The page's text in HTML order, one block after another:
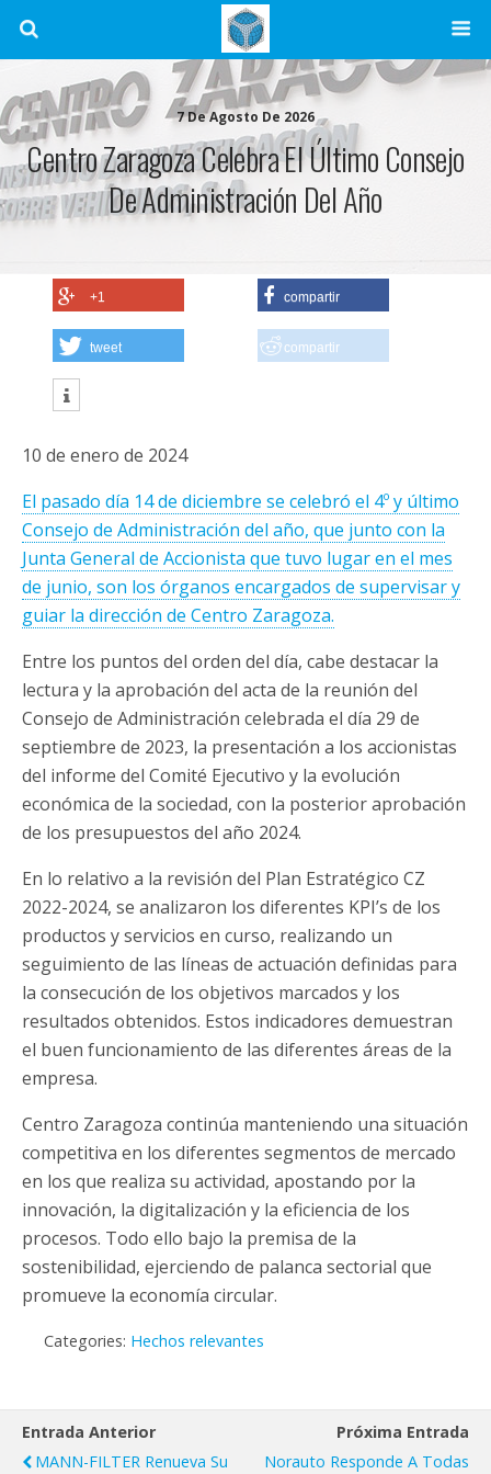
7 De Agosto De 2026
Centro Zaragoza Celebra El Último Consejo
De Administración Del Año
+1 compartir
tweet compartir
10 de enero de 2024
El pasado día 14 de diciembre se celebró el 4º y último
Consejo de Administración del año, que junto con la
Junta General de Accionista que tuvo lugar en el mes
de junio, son los órganos encargados de supervisar y
guiar la dirección de Centro Zaragoza.
Entre los puntos del orden del día, cabe destacar la
lectura y la aprobación del acta de la reunión del
Consejo de Administración celebrada el día 29 de
septiembre de 2023, la presentación a los accionistas
del informe del Comité Ejecutivo y la evolución
económica de la sociedad, con la posterior aprobación
de los presupuestos del año 2024.
En lo relativo a la revisión del Plan Estratégico CZ
2022-2024, se analizaron los diferentes KPI’s de los
productos y servicios en curso, realizando un
seguimiento de las líneas de actuación definidas para
la consecución de los objetivos marcados y los
resultados obtenidos. Estos indicadores demuestran
el buen funcionamiento de las diferentes áreas de la
empresa.
Centro Zaragoza continúa manteniendo una situación
competitiva en los diferentes segmentos de mercado
en los que realiza su actividad, apostando por la
innovación, la digitalización y la eficiencia de los
procesos. Todo ello bajo la premisa de la
sostenibilidad, ejerciendo de palanca sectorial que
promueve la economía circular.
Categories: Hechos relevantes
Entrada Anterior
MANN-FILTER Renueva Su
Próxima Entrada
Norauto Responde A Todas